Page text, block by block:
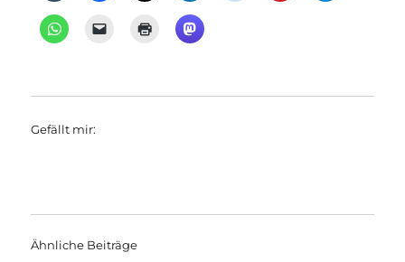
Gefällt mir:
Ähnliche Beiträge